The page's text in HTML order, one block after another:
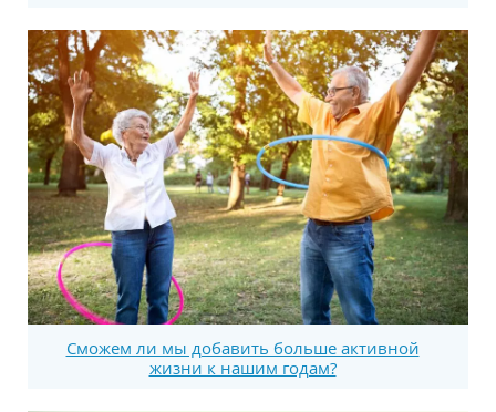
Сможем ли мы добавить больше активной
жизни к нашим годам?